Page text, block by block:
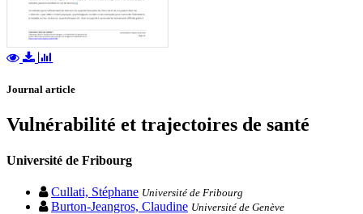
Journal article
Vulnérabilité et trajectoires de santé
Université de Fribourg
Cullati, Stéphane Université de Fribourg
Burton-Jeangros, Claudine Université de Genève